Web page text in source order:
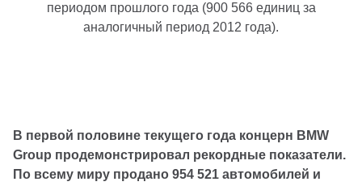
периодом прошлого года (900 566 единиц за
аналогичный период 2012 года).
В первой половине текущего года концерн BMW
Group продемонстрировал рекордные показатели.
По всему миру продано 954 521 автомобилей и